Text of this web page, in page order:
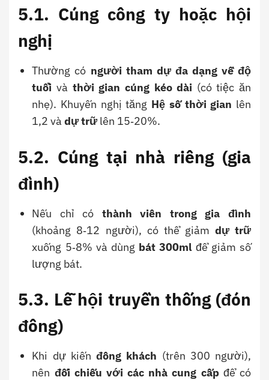
5.1. Cúng công ty hoặc hội
nghị
Thường có người tham dự đa dạng về độ
tuổi và thời gian cúng kéo dài (có tiệc ăn
nhẹ). Khuyến nghị tăng Hệ số thời gian lên
1,2 vàdự trữ lên 15‑20%.
5.2. Cúng tại nhà riêng (gia
đình)
Nếu chỉ có thành viên trong gia đình
(khoảng 8‑12 người), có thể giảm dự trữ
xuống 5‑8% và dùng bát 300ml để giảm số
lượng bát.
5.3. Lễ hội truyền thống (đón
đông)
Khi dự kiếnđông khách (trên 300 người),
nên đối chiếu với các nhà cung cấpđể có